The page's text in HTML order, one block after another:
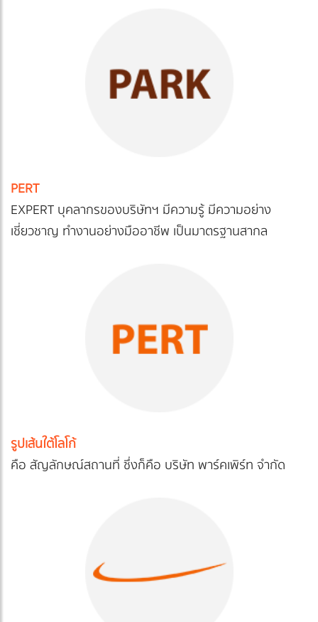
PERT
EXPERT บุคลากรของบริษัทฯ มีความรู้ มีความอย่าง
เชี่ยวชาญ ทำงานอย่างมืออาชีพ เป็นมาตรฐานสากล
รูปเส้นใต้โลโก้
คือ สัญลักษณ์สถานที่ ซึ่งก็คือ บริษัท พาร์คเพิร์ท จำกัด